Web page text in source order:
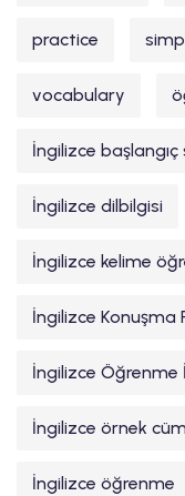
practice
vocabulary
İngilizce başlangıç
İngilizce dilbilgisi
İngilizce kelime
İngilizce Konuşma
İngilizce Öğrenme
İngilizce örnek
İngilizce öğrenme